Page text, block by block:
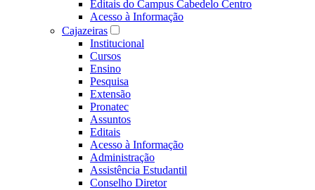
Editais do Campus Cabedelo Centro
Acesso à Informação
Cajazeiras
Institucional
Cursos
Ensino
Pesquisa
Extensão
Pronatec
Assuntos
Editais
Acesso à Informação
Administração
Assistência Estudantil
Conselho Diretor